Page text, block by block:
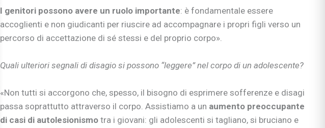
Vivere con cani, gatti & co.
Sicurezza dentro e fuori casa
Attività in famiglia
Natale insieme
Imparare divertendosi
A “tu per tu” con…
Educare alla vita
Educazione e regole
I genitori possono avere un ruolo importante: è fondamentale essere
accoglienti e non giudicanti per riuscire ad accompagnare i propri figli verso un
percorso di accettazione di sé stessi e del proprio corpo».
Quali ulteriori segnali di disagio si possono “leggere” nel corpo di un adolescente?
«Non tutti si accorgono che, spesso, il bisogno di esprimere sofferenze e disagi
passa soprattutto attraverso il corpo. Assistiamo a un aumento preoccupante
di casi di autolesionismotra i giovani: gli adolescenti si tagliano, si bruciano e